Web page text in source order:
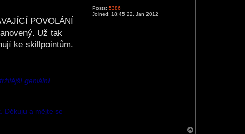
Posts: 5386
Joined: 18:45 22. Jan 2012
POVOLÁNÍ
Už tak
ke skillpointům.
geniální
Děkuju a mějte se